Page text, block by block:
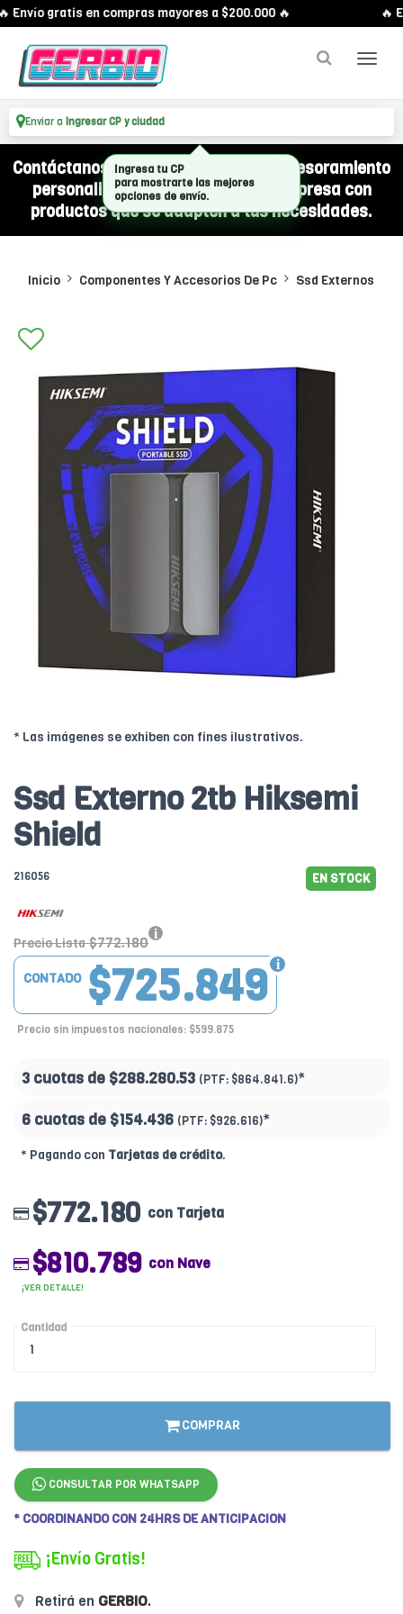
Envío gratis en compras mayores a $200.000 🔥 🔥
Enviar a Ingresar CP y ciudad
Contáctanos por WhatsApp y recibí asesoramiento
personalizado para equipar a tu empresa con
productos que se adapten a tus necesidades.
Inicio Componentes Y Accesorios De Pc Ssd Externos
* Las imágenes se exhiben con fines ilustrativos.
Ssd Externo 2tb Hiksemi
Shield
216056 EN STOCK
Precio Lista $772.180
$725.849
CONTADO
Precio sin impuestos nacionales: $599.875
3 cuotas de $288.280.53 (PTF: $864.841.6)*
6 cuotas de $154.436 (PTF: $926.616)*
* Pagando con Tarjetas de crédito.
$772.180 con Tarjeta
$810.789 con Nave
¡VER DETALLE!
Cantidad
COMPRAR
CONSULTAR POR WHATSAPP
* COORDINANDO CON 24HRS DE ANTICIPACION
¡Envío Gratis!
Retirá en GERBIO.
Ingresa tu CP
para mostrarte las mejores
opciones de envío.